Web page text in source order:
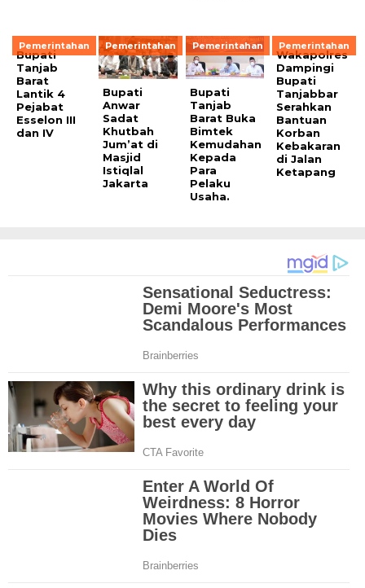
Pemerintahan
Bupati
Tanjab
Barat
Lantik 4
Pejabat
Esselon III
dan IV
Pemerintahan
Bupati
Anwar
Sadat
Khutbah
Jum’at di
Masjid
Istiqlal
Jakarta
Pemerintahan
Bupati
Tanjab
Barat Buka
Bimtek
Kemudahan
Kepada
Para
Pelaku
Usaha.
Pemerintahan
Wakapolres
Dampingi
Bupati
Tanjabbar
Serahkan
Bantuan
Korban
Kebakaran
di Jalan
Ketapang